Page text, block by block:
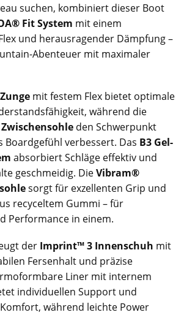
suchen, kombiniert dieser Boot
Fit System mit einem
und herausragender Dämpfung –
Abenteuer mit maximaler
mit festem Flex bietet optimale
während die
den Schwerpunkt
Boardgefühl verbessert. Das B3 Gel-
absorbiert Schläge effektiv und
geschmeidig. DieVibram®
sorgt für exzellenten Grip und
recyceltem Gummi – für
Performance in einem.
der Imprint™ 3 Innenschuh mit
Fersenhalt und präzise
Liner mit internem
individuellen Support und
während leichte Power